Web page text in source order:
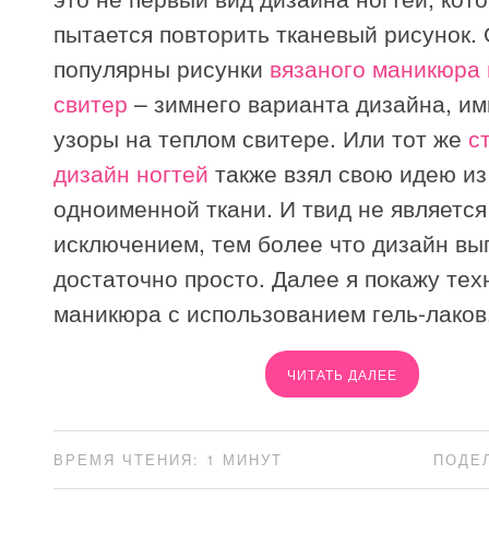
пытается повторить тканевый
популярны рисунки вязаного
свитер – зимнего варианта дизайна,
узоры на теплом свитере. Или тот же
дизайн ногтей также взял свою идею из
одноименной ткани. И твид не
исключением, тем более что дизайн
достаточно просто. Далее я покажу
маникюра с использованием гель-
ЧИТАТЬ ДАЛЕЕ
ВРЕМЯ ЧТЕНИЯ: 1 МИНУТ